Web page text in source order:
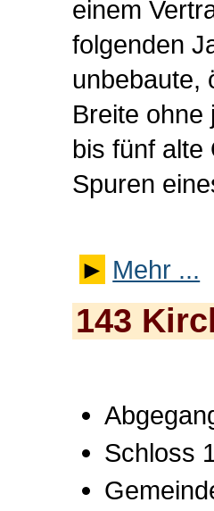
einem
folgenden
unbebaute,
Breite ohne
bis fünf alte
Spuren
► Mehr ...
143
Schloss